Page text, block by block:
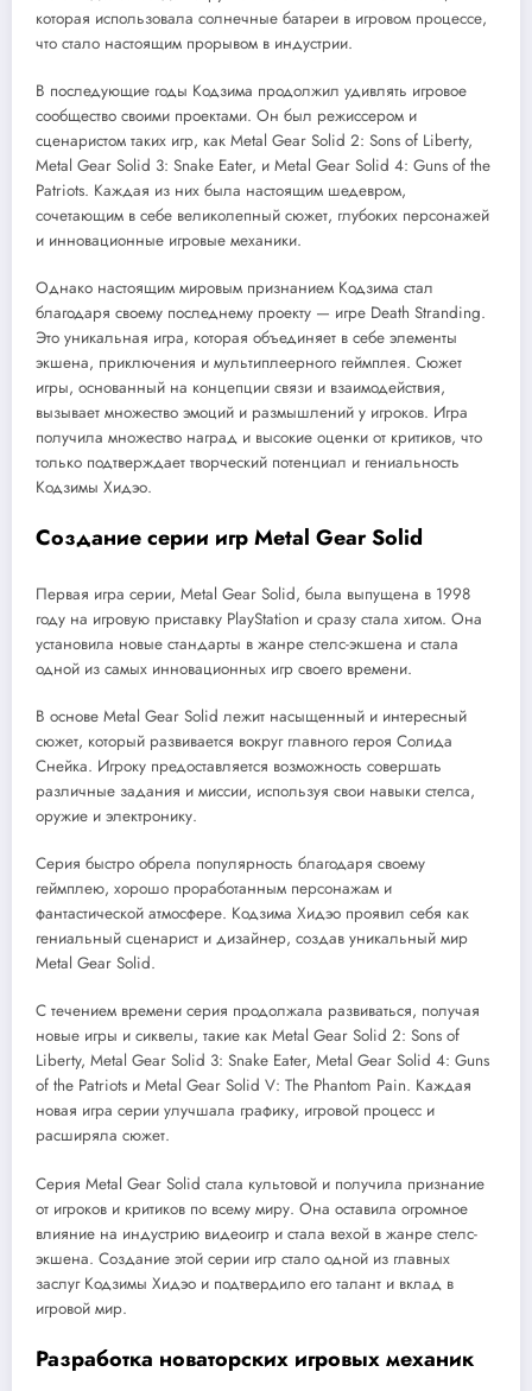
которая использовала солнечные батареи в игровом процессе,
что стало настоящим прорывом в индустрии.
В последующие годы Кодзима продолжил удивлять игровое
сообщество своими проектами. Он был режиссером и
сценаристом таких игр, как Metal Gear Solid 2: Sons of Liberty,
Metal Gear Solid 3: Snake Eater, и Metal Gear Solid 4: Guns of the
Patriots. Каждая из них была настоящим шедевром,
сочетающим в себе великолепный сюжет, глубоких персонажей
и инновационные игровые механики.
Однако настоящим мировым признанием Кодзима стал
благодаря своему последнему проекту — игре Death Stranding.
Это уникальная игра, которая объединяет в себе элементы
экшена, приключения и мультиплеерного геймплея. Сюжет
игры, основанный на концепции связи и взаимодействия,
вызывает множество эмоций и размышлений у игроков. Игра
получила множество наград и высокие оценки от критиков, что
только подтверждает творческий потенциал и гениальность
Кодзимы Хидэо.
Создание серии игр Metal Gear Solid
Первая игра серии, Metal Gear Solid, была выпущена в 1998
году на игровую приставку PlayStation и сразу стала хитом. Она
установила новые стандарты в жанре стелс-экшена и стала
одной из самых инновационных игр своего времени.
В основе Metal Gear Solid лежит насыщенный и интересный
сюжет, который развивается вокруг главного героя Солида
Снейка. Игроку предоставляется возможность совершать
различные задания и миссии, используя свои навыки стелса,
оружие и электронику.
Серия быстро обрела популярность благодаря своему
геймплею, хорошо проработанным персонажам и
фантастической атмосфере. Кодзима Хидэо проявил себя как
гениальный сценарист и дизайнер, создав уникальный мир
Metal Gear Solid.
С течением времени серия продолжала развиваться, получая
новые игры и сиквелы, такие как Metal Gear Solid 2: Sons of
Liberty, Metal Gear Solid 3: Snake Eater, Metal Gear Solid 4: Guns
of the Patriots и Metal Gear Solid V: The Phantom Pain. Каждая
новая игра серии улучшала графику, игровой процесс и
расширяла сюжет.
Серия Metal Gear Solid стала культовой и получила признание
от игроков и критиков по всему миру. Она оставила огромное
влияние на индустрию видеоигр и стала вехой в жанре стелс-
экшена. Создание этой серии игр стало одной из главных
заслуг Кодзимы Хидэо и подтвердило его талант и вклад в
игровой мир.
Разработка новаторских игровых механик